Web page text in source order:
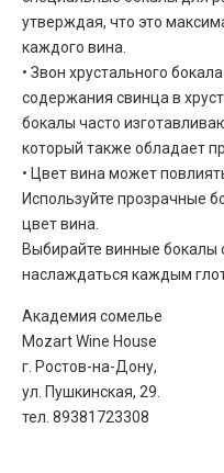
утверждая, что это
каждого вина.
• Звон хрустального
содержания свинца в
бокалы часто
который также обладает
• Цвет вина может
Используйте прозрачные
цвет вина.
Выбирайте винные
наслаждаться каждым
Академия сомелье
Mozart Wine House
г. Ростов-на-Дону,
ул. Пушкинская, 29.
тел. 89381723308